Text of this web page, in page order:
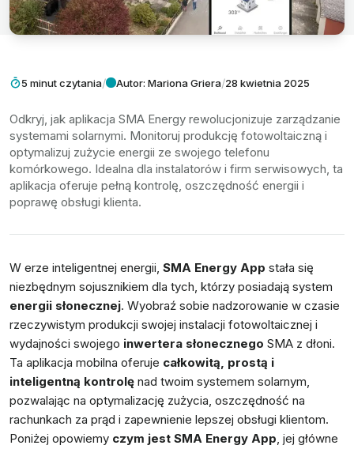
5 minut czytania/ Autor: Mariona Griera/28 kwietnia 2025
Odkryj, jak aplikacja SMA Energy rewolucjonizuje zarządzanie
systemami solarnymi. Monitoruj produkcję fotowoltaiczną i
optymalizuj zużycie energii ze swojego telefonu
komórkowego. Idealna dla instalatorów i firm serwisowych, ta
aplikacja oferuje pełną kontrolę, oszczędność energii i
poprawę obsługi klienta.
W erze inteligentnej energii, SMA Energy App stała się
niezbędnym sojusznikiem dla tych, którzy posiadają system
energii słonecznej. Wyobraź sobie nadzorowanie w czasie
rzeczywistym produkcji swojej instalacji fotowoltaicznej i
wydajności swojego inwertera słonecznego SMA z dłoni.
Ta aplikacja mobilna oferuje całkowitą, prostą i
inteligentną kontrolę nad twoim systemem solarnym,
pozwalając na optymalizację zużycia, oszczędność na
rachunkach za prąd i zapewnienie lepszej obsługi klientom.
Poniżej opowiemy czym jest SMA Energy App, jej główne